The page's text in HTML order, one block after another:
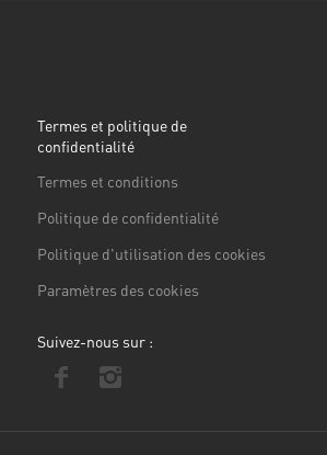
Termes et politique de
confidentialité
Termes et conditions
Politique de confidentialité
Politique d'utilisation des cookies
Paramètres des cookies
Suivez-nous sur :